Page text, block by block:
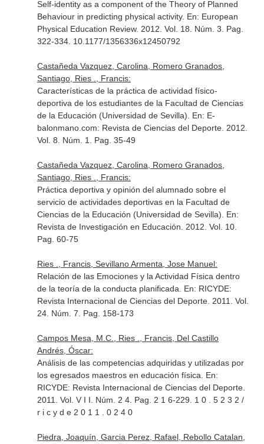
Self-identity as a component of the Theory of Planned
Behaviour in predicting physical activity. En: European
Physical Education Review. 2012. Vol. 18. Núm. 3. Pag.
322-334. 10.1177/1356336x12450792
Castañeda Vazquez, Carolina, Romero Granados,
Santiago, Ries ., Francis:
Características de la práctica de actividad físico-
deportiva de los estudiantes de la Facultad de Ciencias
de la Educación (Universidad de Sevilla). En: E-
balonmano.com: Revista de Ciencias del Deporte. 2012.
Vol. 8. Núm. 1. Pag. 35-49
Castañeda Vazquez, Carolina, Romero Granados,
Santiago, Ries ., Francis:
Práctica deportiva y opinión del alumnado sobre el
servicio de actividades deportivas en la Facultad de
Ciencias de la Educación (Universidad de Sevilla). En:
Revista de Investigación en Educación . 2012. Vol. 10.
Pag. 60-75
Ries ., Francis, Sevillano Armenta, Jose Manuel:
Relación de las Emociones y la Actividad Física dentro
de la teoría de la conducta planificada. En: RICYDE:
Revista Internacional de Ciencias del Deporte. 2011. Vol.
24. Núm. 7. Pag. 158-173
Campos Mesa, M.C., Ries ., Francis, Del Castillo
Andrés, Óscar:
Análisis de las competencias adquiridas y utilizadas por
los egresados maestros en educación física. En:
RICYDE: Revista Internacional de Ciencias del Deporte.
2011. Vol. V I I. Núm. 2 4. Pag. 2 1 6-229. 1 0 . 5 2 3 2 /
r i c y d e 2 0 1 1 . 0 2 4 0
Piedra, Joaquín, Garcia Perez, Rafael, Rebollo Catalan,